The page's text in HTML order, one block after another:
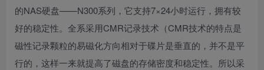
的NAS硬盘——N300系列，它支持7×24小时运行，拥有较
好的稳定性。全系采用CMR记录技术（CMR技术的特点是
磁性记录颗粒的易磁化方向相对于碟片是垂直的，并不是平
行的，这样一来就提高了磁盘的存储密度和稳定性。所以采